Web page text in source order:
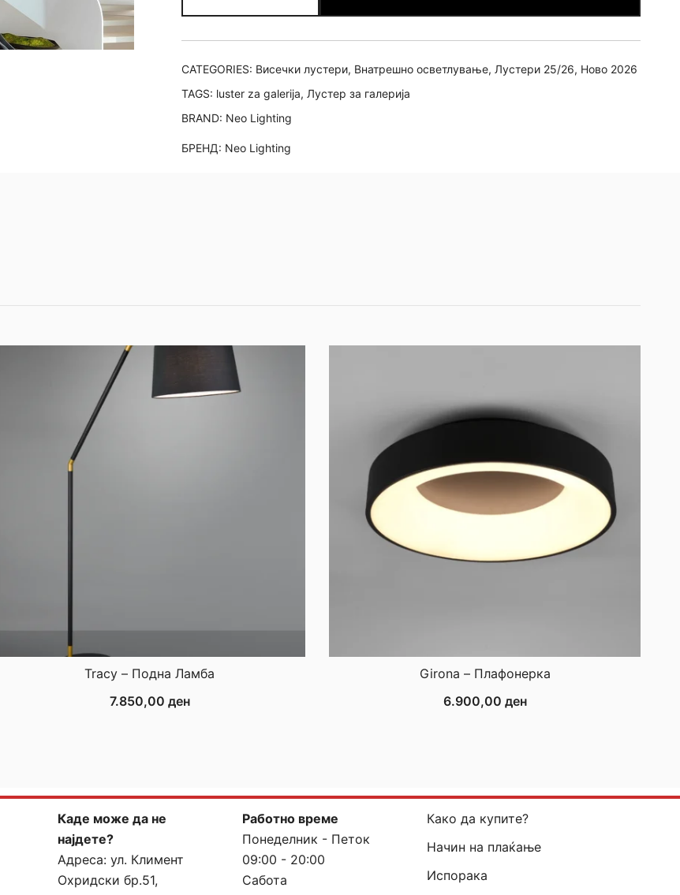
quantity
CATEGORIES: Висечки лустери, Внатрешно осветлување, Лустери 25/26, Ново 2026
TAGS: luster za galerija, Лустер за галерија
BRAND: Neo Lighting
БРЕНД: Neo Lighting
Tracy – Подна Ламба
7.850,00 ден
Girona – Плафонерка
6.900,00 ден
Каде може да не
најдете?
Адреса: ул. Климент
Охридски бр.51,
Работно време
Понеделник - Петок
09:00 - 20:00
Сабота
Како да купите?
Начин на плаќање
Испорака